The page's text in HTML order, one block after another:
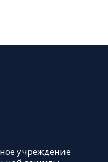
учреждение